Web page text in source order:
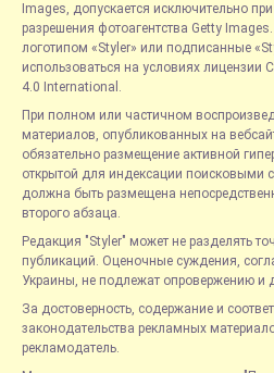
Images, допускается исключительно
разрешения фотоагентства Getty
логотипом «Styler» или подписанные
использоваться на условиях лицензии
4.0 International.
При полном или частичном
материалов, опубликованных на
обязательно размещение активной
открытой для индексации поисковыми
должна быть размещена
второго абзаца.
Редакция "Styler" может не разделять
публикаций. Оценочные суждения,
Украины, не подлежат опровержению и
За достоверность, содержание и
законодательства рекламных
рекламодатель.